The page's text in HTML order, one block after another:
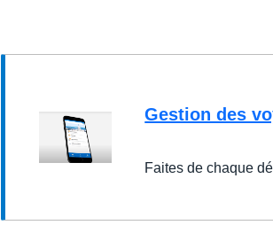
Gestion des
Faites de chaque